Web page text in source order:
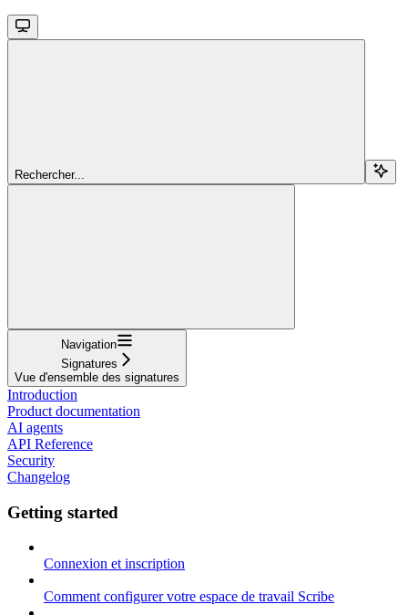
Rechercher...
Navigation
Signatures
Vue d'ensemble des signatures
Introduction
Product documentation
AI agents
API Reference
Security
Changelog
Getting started
Connexion et inscription
Comment configurer votre espace de travail Scribe